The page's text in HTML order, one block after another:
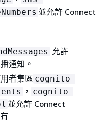
並允許 Connect
允許
通知。
者集區 cognito-
， cognito-
並允許 Connect